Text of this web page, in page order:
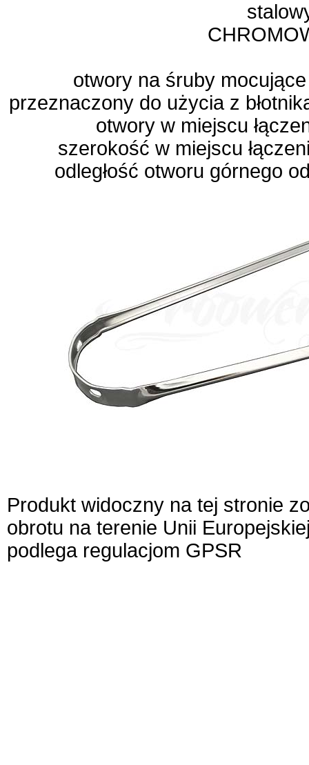
otwory na śruby
przeznaczony do użycia z
otwory w miejscu
szerokość w miejscu
odległość otworu górnego
Produkt widoczny na tej stronie
obrotu na terenie Unii
podlega regulacjom GPSR